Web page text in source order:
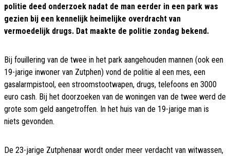
politie deed onderzoek nadat de man eerder in een park was
gezien bij een kennelijk heimelijke overdracht van
vermoedelijk drugs. Dat maakte de politie zondag bekend.
Bij fouillering van de twee in het park aangehouden mannen (ook een
19-jarige inwoner van Zutphen) vond de politie al een mes, een
gasalarmpistool, een stroomstootwapen, drugs, telefoons en 3000
euro cash. Bij het doorzoeken van de woningen van de twee werd de
grote som geld aangetroffen. In het huis van de 19-jarige man is
niets gevonden.
De 23-jarige Zutphenaar wordt onder meer verdacht van witwassen,